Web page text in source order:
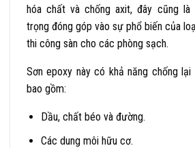
hóa chất và chống axit, đây cũng là
trọng đóng góp vào sự phổ biến của
thi công sàn cho các phòng sạch.
Sơn epoxy này có khả năng chống lại
bao gồm:
Dầu, chất béo và đường.
Các dung môi hữu cơ.